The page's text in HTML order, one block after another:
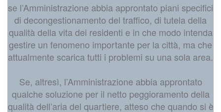
se l’Amministrazione abbia approntato piani specifici
di decongestionamento del traffico, di tutela della
qualità della vita dei residenti e in che modo intenda
gestire un fenomeno importante per la città, ma che
attualmente scarica tutti i problemi su una sola area.
Se, altresì, l’Amministrazione abbia approntato
qualche soluzione per il netto peggioramento della
qualità dell’aria del quartiere, atteso che quando si è